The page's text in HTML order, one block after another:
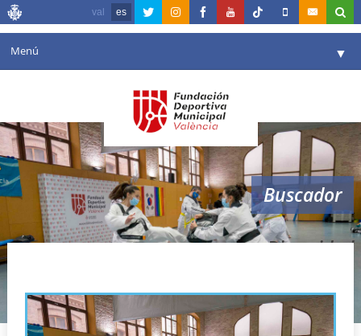
val es
Menú ▼
Agenda
Instalaciones ▼
Comunicación ▼
Valencia en deporte
Reservas
Buscador
Diversidad